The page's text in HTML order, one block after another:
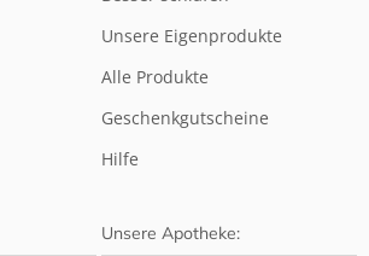
Unsere Eigenprodukte
Alle Produkte
Geschenkgutscheine
Hilfe
Unsere Apotheke: